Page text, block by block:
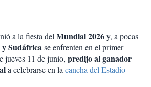
a la fiesta delMundial 2026y, a pocas
Sudáfricase enfrenten en el primer
jueves 11 de junio, predijo al ganador
a celebrarse en lacancha del Estadio